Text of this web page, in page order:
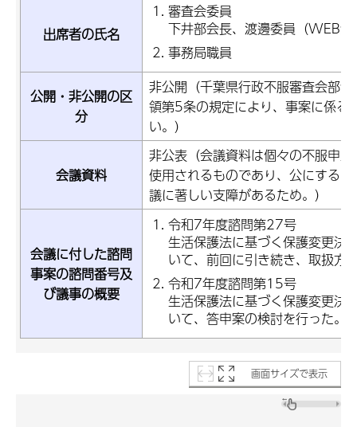
出席者の氏名
審査会委員
下井部会長、渡邊委員（WEB
事務局職員
公開・非公開の区
分
非公開（千葉県行政不服審査会部
領第5条の規定により、事案に係る
い。）
会議資料
非公表（会議資料は個々の不服申
使用されるものであり、公にする
議に著しい支障があるため。）
会議に付した諮問
事案の諮問番号及
び議事の概要
令和7年度諮問第27号
生活保護法に基づく保護変更決
いて、前回に引き続き、取扱方
令和7年度諮問第15号
生活保護法に基づく保護変更決
いて、答申案の検討を行った。
画面サイズで表示